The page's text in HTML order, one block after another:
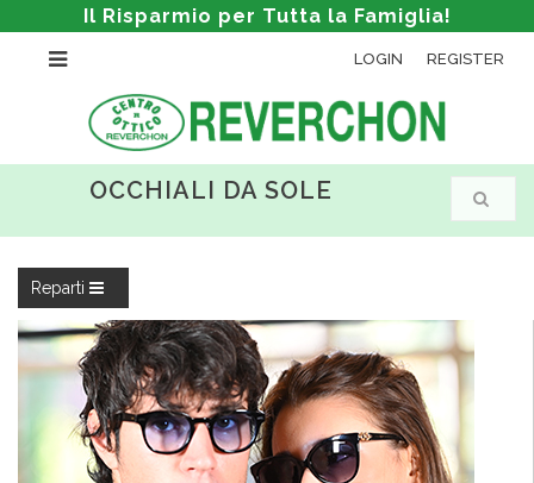
Il Risparmio per Tutta la Famiglia!
LOGIN REGISTER
OCCHIALI DA SOLE
Reparti